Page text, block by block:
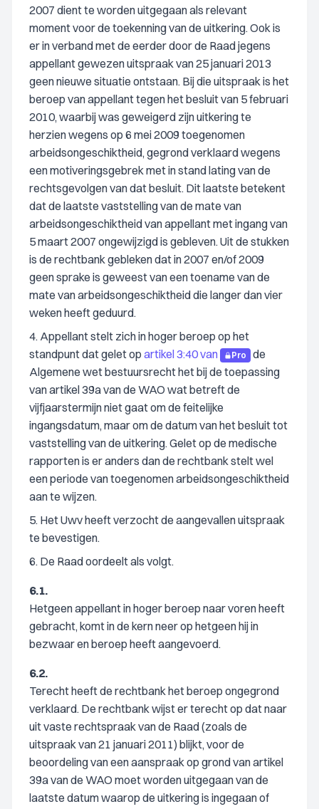
2007 dient te worden uitgegaan als relevant
moment voor de toekenning van de uitkering. Ook is
er in verband met de eerder door de Raad jegens
appellant gewezen uitspraak van 25 januari 2013
geen nieuwe situatie ontstaan. Bij die uitspraak is het
beroep van appellant tegen het besluit van 5 februari
2010, waarbij was geweigerd zijn uitkering te
herzien wegens op 6 mei 2009 toegenomen
arbeidsongeschiktheid, gegrond verklaard wegens
een motiveringsgebrek met in stand lating van de
rechtsgevolgen van dat besluit. Dit laatste betekent
dat de laatste vaststelling van de mate van
arbeidsongeschiktheid van appellant met ingang van
5 maart 2007 ongewijzigd is gebleven. Uit de stukken
is de rechtbank gebleken dat in 2007 en/of 2009
geen sprake is geweest van een toename van de
mate van arbeidsongeschiktheid die langer dan vier
weken heeft geduurd.
4. Appellant stelt zich in hoger beroep op het
standpunt dat gelet op artikel 3:40 van Pro
de
Algemene wet bestuursrecht het bij de toepassing
van artikel 39a van de WAO wat betreft de
vijfjaarstermijn niet gaat om de feitelijke
ingangsdatum, maar om de datum van het besluit tot
vaststelling van de uitkering. Gelet op de medische
rapporten is er anders dan de rechtbank stelt wel
een periode van toegenomen arbeidsongeschiktheid
aan te wijzen.
5. Het Uwv heeft verzocht de aangevallen uitspraak
te bevestigen.
6. De Raad oordeelt als volgt.
6.1.
Hetgeen appellant in hoger beroep naar voren heeft
gebracht, komt in de kern neer op hetgeen hij in
bezwaar en beroep heeft aangevoerd.
6.2.
Terecht heeft de rechtbank het beroep ongegrond
verklaard. De rechtbank wijst er terecht op dat naar
uit vaste rechtspraak van de Raad (zoals de
uitspraak van 21 januari 2011) blijkt, voor de
beoordeling van een aanspraak op grond van artikel
39a van de WAO moet worden uitgegaan van de
laatste datum waarop de uitkering is ingegaan of